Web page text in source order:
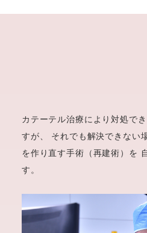
カテーテル治療により対処で
すが、
それでも解決できない
を作り直す手術（再建術）を
す。